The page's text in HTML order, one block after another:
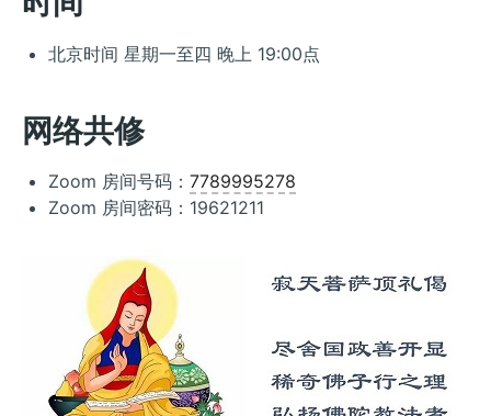
北京时间 星期一至四 晚上 19:00点
网络共修
Zoom 房间号码： 7789995278
Zoom 房间密码：19621211